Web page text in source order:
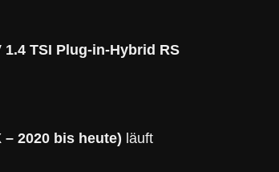
TSI Plug-in-Hybrid RS
2020 bis heute) läuft